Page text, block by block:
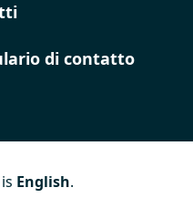
di contatto
English.